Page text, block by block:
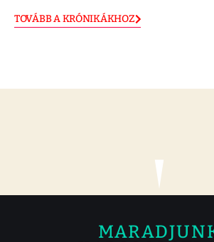
TOVÁBB A KRÓNIKÁKHOZ